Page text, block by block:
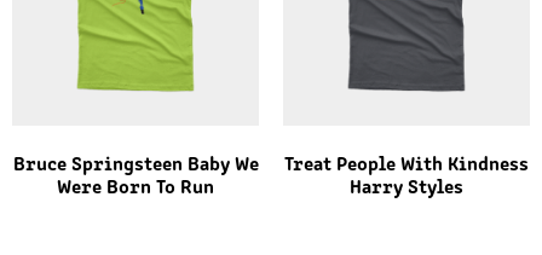
Bruce Springsteen Baby We
Were Born To Run
Treat People With Kindness
Harry Styles